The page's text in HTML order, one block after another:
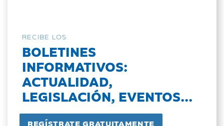
RECIBE LOS
BOLETINES
INFORMATIVOS:
ACTUALIDAD,
LEGISLACIÓN, EVENTOS...